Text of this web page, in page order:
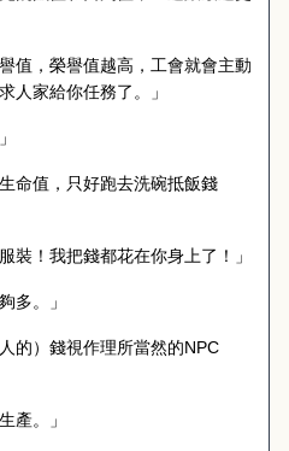
，榮譽值越高，工會就會主動
人家給你任務了。」
值，只好跑去洗碗抵飯錢
！我把錢都花在你身上了！」
。」
）錢視作理所當然的NPC
。」